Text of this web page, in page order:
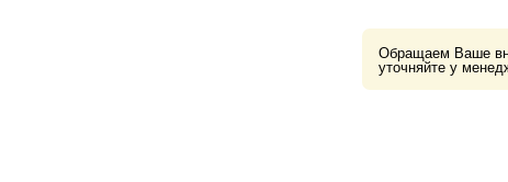
Обращаем Ваше
уточняйте у